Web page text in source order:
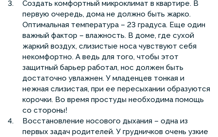
Создать комфортный микроклимат в квартире. В
первую очередь, дома не должно быть жарко.
Оптимальная температура – 23 градуса. Еще один
важный фактор – влажность. В доме, где сухой
жаркий воздух, слизистые носа чувствуют себя
некомфортно. А ведь для того, чтобы этот
защитный барьер работал, нос должен быть
достаточно увлажнен. У младенцев тонкая и
нежная слизистая, при ее пересыхании образуются
корочки. Во время простуды необходима помощь
со стороны!
Восстановление носового дыхания – одна из
первых задач родителей. У грудничков очень узкие